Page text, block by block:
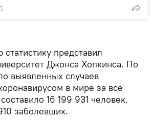
представил
Джонса Хопкинса. По
выявленных случаев
в мире за все
16 199 931 человек,
заболевших.